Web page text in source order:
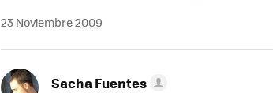
23 Noviembre 2009
Sacha Fuentes